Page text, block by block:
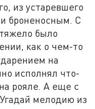
из устаревшего
броненосным. С
было
как о чем-то
на
исполнял что-
рояле. А еще с
мелодию из